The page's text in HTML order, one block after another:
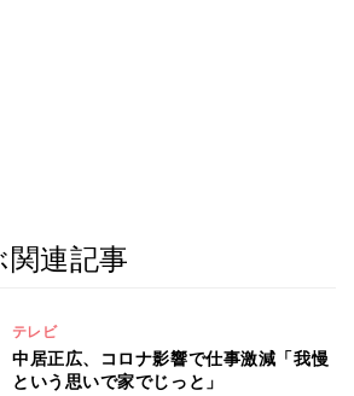
連記事
テレビ
中居正広、コロナ影響で仕事激減「我慢
という思いで家でじっと」